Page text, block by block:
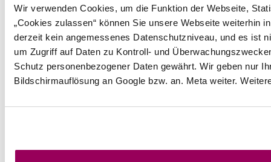
Wir verwenden Cookies, um die Funktion der Webseite,
„Cookies zulassen“ können Sie unsere Webseite weiterhin
derzeit kein angemessenes Datenschutzniveau, und es ist
um Zugriff auf Daten zu Kontroll- und
Schutz personenbezogener Daten gewährt. Wir geben nur
Bildschirmauflösung an Google bzw. an. Meta weiter.